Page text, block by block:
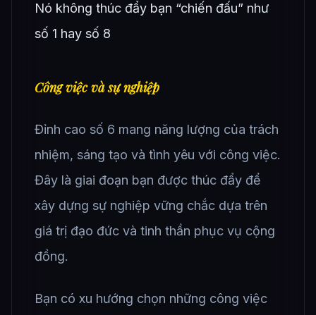
Nó không thúc đẩy bạn “chiến đấu” như
số 1 hay số 8
Công việc và sự nghiệp
Đỉnh cao số 6 mang năng lượng của trách
nhiệm, sáng tạo và tình yêu với công việc.
Đây là giai đoạn bạn được thúc đẩy để
xây dựng sự nghiệp vững chắc dựa trên
giá trị đạo đức và tinh thần phục vụ cộng
đồng.
Bạn có xu hướng chọn những công việc